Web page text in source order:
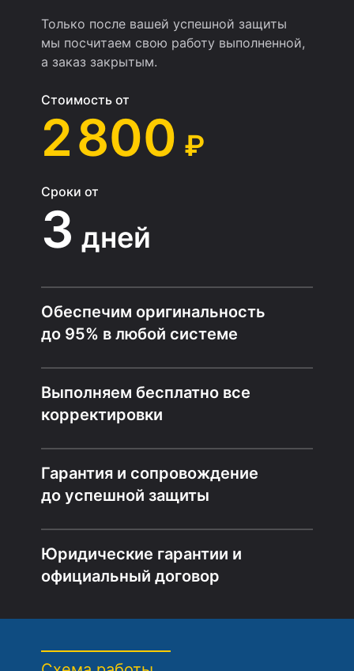
Только после вашей успешной защиты
мы посчитаем свою работу выполненной,
а заказ закрытым.
Стоимость от
2 800 ₽
Сроки от
3 дней
Обеспечим оригинальность
до 95% в любой системе
Выполняем бесплатно все
корректировки
Гарантия и сопровождение
до успешной защиты
Юридические гарантии и
официальный договор